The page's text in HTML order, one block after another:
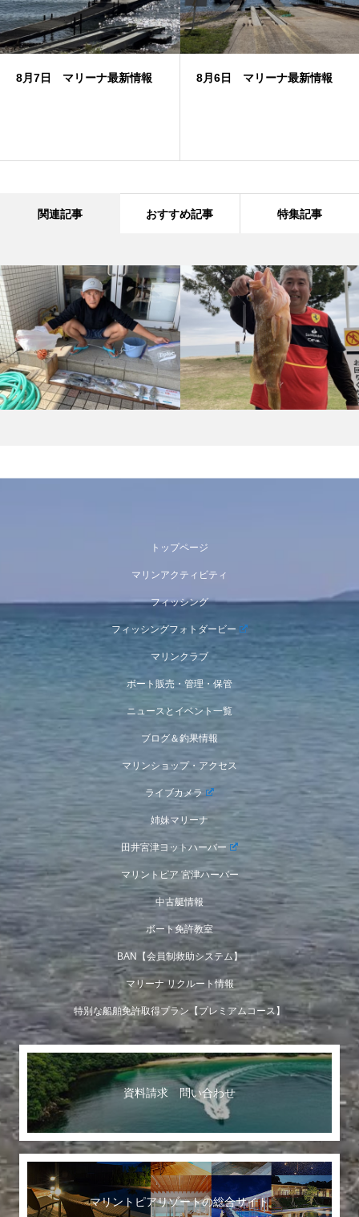
8月7日 マリーナ最新情報 8月6日 マリーナ最新情報
関連記事 おすすめ記事 特集記事
トップページ
マリンアクティビティ
フィッシング
フィッシングフォトダービー
マリンクラブ
ボート販売・管理・保管
ニュースとイベント一覧
ブログ＆釣果情報
マリンショップ・アクセス
ライブカメラ
姉妹マリーナ
田井宮津ヨットハーバー
マリントピア 宮津ハーバー
中古艇情報
ボート免許教室
BAN【会員制救助システム】
マリーナ リクルート情報
特別な船舶免許取得プラン【プレミアムコース】
資料請求 問い合わせ
マリントピアリゾートの総合サイト